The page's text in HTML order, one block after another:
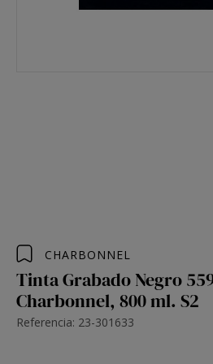
CHARBONNEL
Tinta Grabado Negro
Charbonnel, 800 ml. S2
Referencia: 23-301633